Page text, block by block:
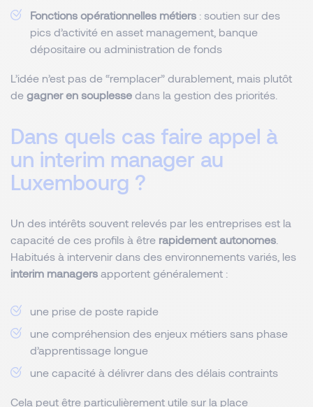
Fonctions opérationnelles métiers : soutien sur des
pics d’activité en asset management, banque
dépositaire ou administration de fonds
L’idée n’est pas de “remplacer” durablement, mais plutôt
de gagner en souplesse dans la gestion des priorités.
Dans quels cas faire appel à
un interim manager au
Luxembourg ?
Un des intérêts souvent relevés par les entreprises est la
capacité de ces profils à être rapidement autonomes
Habitués à intervenir dans des environnements variés, les
interim managers apportent généralement :
une prise de poste rapide
une compréhension des enjeux métiers sans phase
d’apprentissage longue
une capacité à délivrer dans des délais contraints
Cela peut être particulièrement utile sur la place